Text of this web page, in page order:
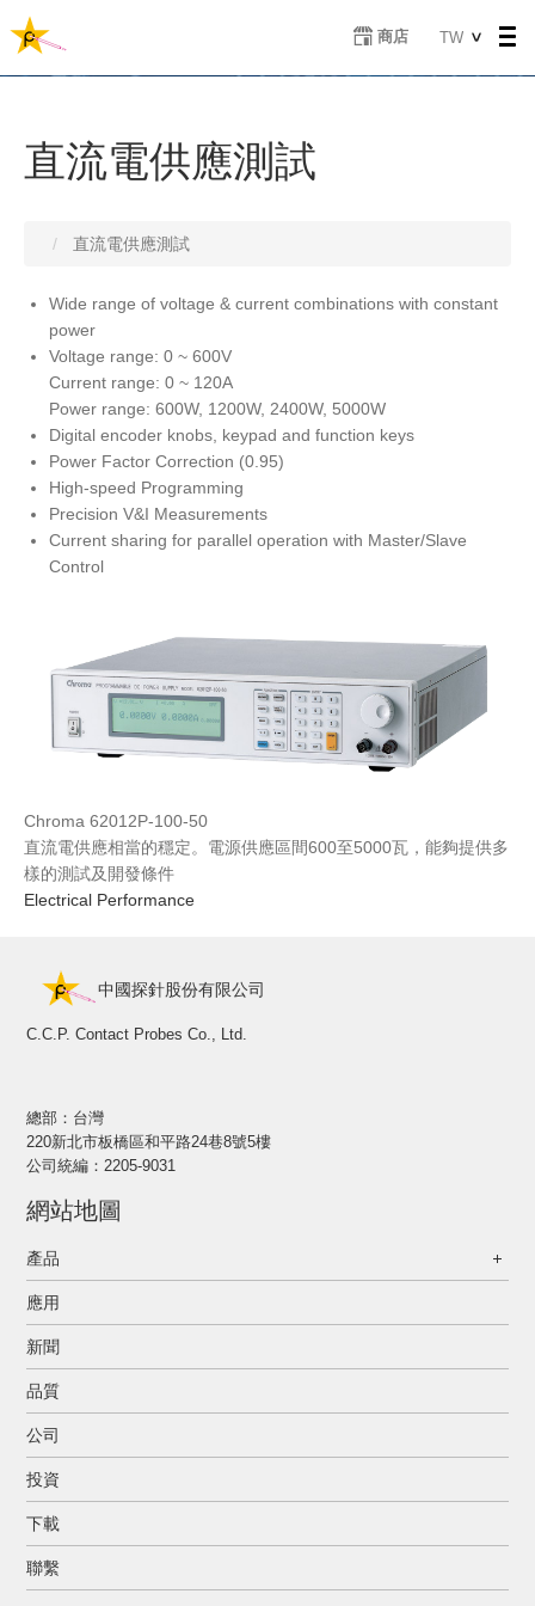
至
商店
Select
TW
直流電供應測試
直流電供應測試
Wide range of voltage & current combinations with constant
power
Voltage range: 0 ~ 600V
Current range: 0 ~ 120A
Power range: 600W, 1200W, 2400W, 5000W
Digital encoder knobs, keypad and function keys
Power Factor Correction (0.95)
High-speed Programming
Precision V&I Measurements
Current sharing for parallel operation with Master/Slave
Control
Chroma 62012P-100-50
直流電供應相當的穩定。電源供應區間600至5000瓦，能夠提供多
樣的測試及開發條件
Electrical Performance
中國探針股份有限公司
C.C.P. Contact Probes Co., Ltd.
總部：台灣
220新北市板橋區和平路24巷8號5樓
公司統編：2205-9031
網站地圖
產品
應用
新聞
品質
公司
投資
下載
聯繫